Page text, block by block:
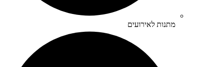
מתנות לאירועים